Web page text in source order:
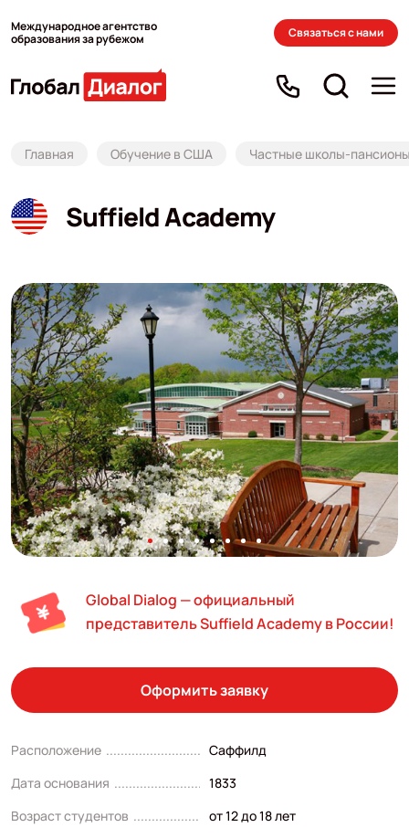
Международное агентство
образования за рубежом
Связаться с нами
Главная Обучение в США Частные школы-
Suffield Academy
Global Dialog — официальный
представитель Suffield Academy в России!
Оформить заявку
Расположение
Саффилд
Дата основания
1833
Возраст студентов
от 12 до 18 лет